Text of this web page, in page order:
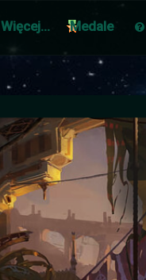
Więcej… Medale